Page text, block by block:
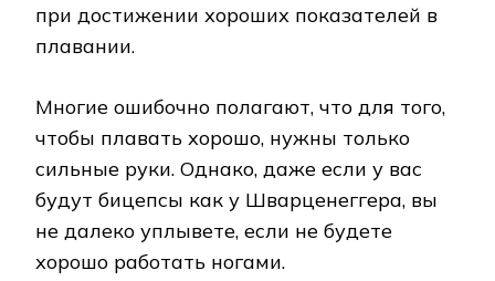
при достижении хороших показателей в
плавании.
Многие ошибочно полагают, что для того,
чтобы плавать хорошо, нужны только
сильные руки. Однако, даже если у вас
будут бицепсы как у Шварценеггера, вы
не далеко уплывете, если не будете
хорошо работать ногами.